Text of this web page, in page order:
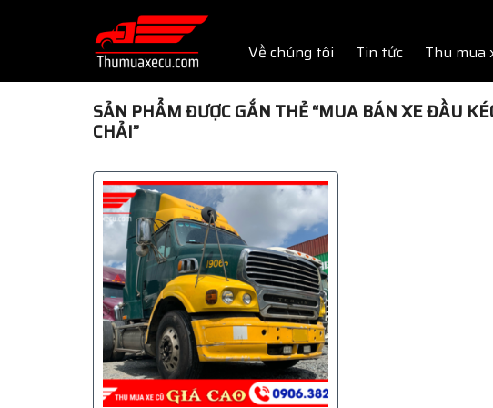
Về chúng tôi Tin tức Thu mua
SẢN PHẨM ĐƯỢC GẮN THẺ “MUA BÁN XE ĐẦU
CHẢI”